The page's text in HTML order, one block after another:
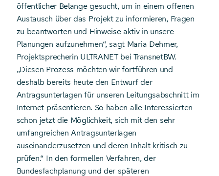
öffentlicher Belange gesucht, um in einem offenen
Austausch über das Projekt zu informieren, Fragen
zu beantworten und Hinweise aktiv in unsere
Planungen aufzunehmen“, sagt Maria Dehmer,
Projektsprecherin ULTRANET bei TransnetBW.
„Diesen Prozess möchten wir fortführen und
deshalb bereits heute den Entwurf der
Antragsunterlagen für unseren Leitungsabschnitt im
Internet präsentieren. So haben alle Interessierten
schon jetzt die Möglichkeit, sich mit den sehr
umfangreichen Antragsunterlagen
auseinanderzusetzen und deren Inhalt kritisch zu
prüfen.“ In den formellen Verfahren, der
Bundesfachplanung und der späteren